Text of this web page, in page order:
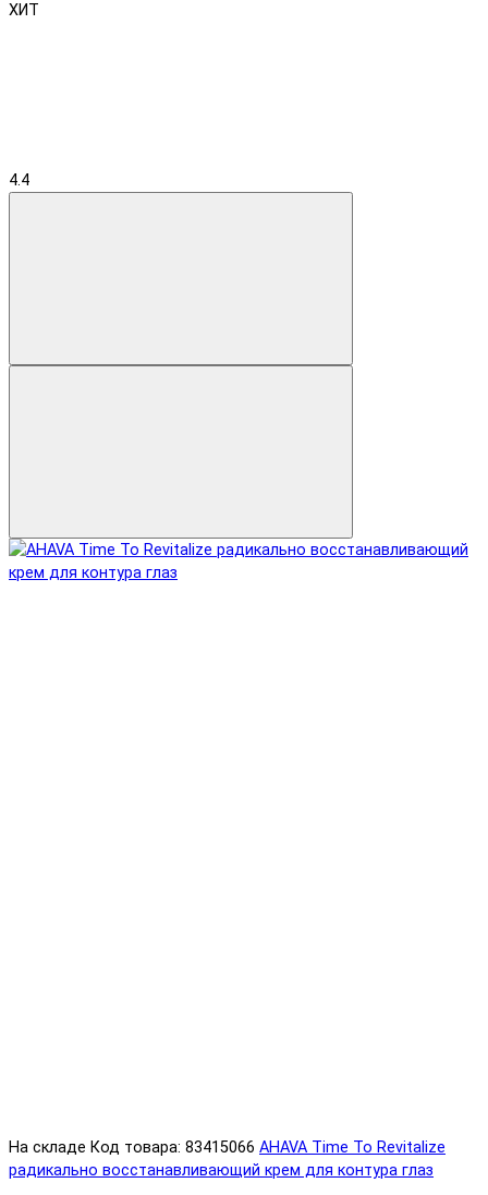
ХИТ
4.4
На складе Код товара: 83415066 AHAVA Time To Revitalize
радикально восстанавливающий крем для контура глаз